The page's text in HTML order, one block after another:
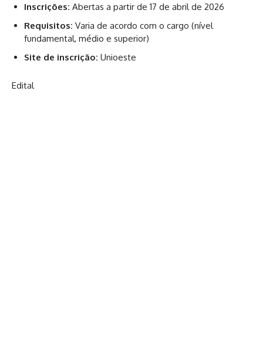
Inscrições: Abertas a partir de 17 de abril de 2026
Requisitos: Varia de acordo com o cargo (nível
fundamental, médio e superior)
Site de inscrição: Unioeste
Edital